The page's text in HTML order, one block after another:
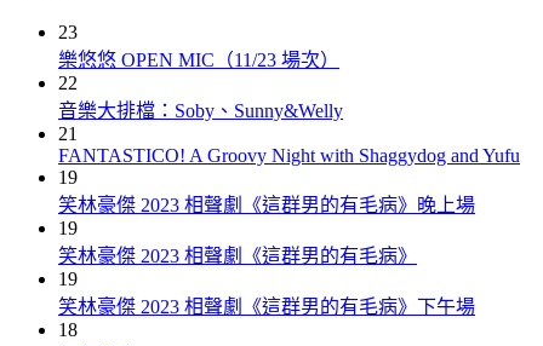
23
樂悠悠 OPEN MIC（11/23 場次）
22
音樂大排檔：Soby、Sunny&Welly
21
FANTASTICO! A Groovy Night with Shaggydog and Yufu
19
笑林豪傑 2023 相聲劇《這群男的有毛病》晚上場
19
笑林豪傑 2023 相聲劇《這群男的有毛病》
19
笑林豪傑 2023 相聲劇《這群男的有毛病》下午場
18